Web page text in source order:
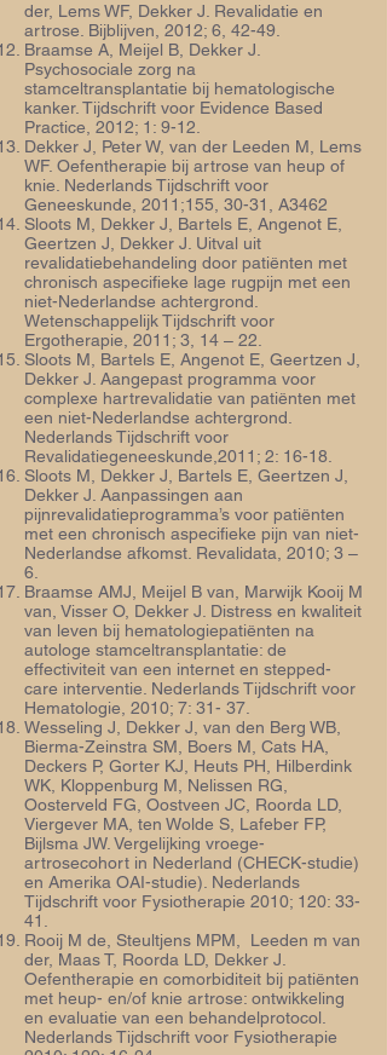
der, Lems WF, Dekker J. Revalidatie en
artrose. Bijblijven, 2012; 6, 42-49.
Braamse A, Meijel B, Dekker J.
Psychosociale zorg na
stamceltransplantatie bij hematologische
kanker. Tijdschrift voor Evidence Based
Practice, 2012; 1: 9-12.
Dekker J, Peter W, van der Leeden M, Lems
WF. Oefentherapie bij artrose van heup of
knie. Nederlands Tijdschrift voor
Geneeskunde, 2011;155, 30-31, A3462
Sloots M, Dekker J, Bartels E, Angenot E,
Geertzen J, Dekker J. Uitval uit
revalidatiebehandeling door patiënten met
chronisch aspecifieke lage rugpijn met een
niet-Nederlandse achtergrond.
Wetenschappelijk Tijdschrift voor
Ergotherapie, 2011; 3, 14 – 22.
Sloots M, Bartels E, Angenot E, Geertzen J,
Dekker J. Aangepast programma voor
complexe hartrevalidatie van patiënten met
een niet-Nederlandse achtergrond.
Nederlands Tijdschrift voor
Revalidatiegeneeskunde,2011; 2: 16-18.
Sloots M, Dekker J, Bartels E, Geertzen J,
Dekker J. Aanpassingen aan
pijnrevalidatieprogramma’s voor patiënten
met een chronisch aspecifieke pijn van niet-
Nederlandse afkomst. Revalidata, 2010; 3 –
6.
Braamse AMJ, Meijel B van, Marwijk Kooij M
van, Visser O, Dekker J. Distress en kwaliteit
van leven bij hematologiepatiënten na
autologe stamceltransplantatie: de
effectiviteit van een internet en stepped-
care interventie. Nederlands Tijdschrift voor
Hematologie, 2010; 7: 31- 37.
Wesseling J, Dekker J, van den Berg WB,
Bierma-Zeinstra SM, Boers M, Cats HA,
Deckers P, Gorter KJ, Heuts PH, Hilberdink
WK, Kloppenburg M, Nelissen RG,
Oosterveld FG, Oostveen JC, Roorda LD,
Viergever MA, ten Wolde S, Lafeber FP,
Bijlsma JW. Vergelijking vroege-
artrosecohort in Nederland (CHECK-studie)
en Amerika OAI-studie). Nederlands
Tijdschrift voor Fysiotherapie 2010; 120: 33-
41.
Rooij M de, Steultjens MPM, Leeden m van
der, Maas T, Roorda LD, Dekker J.
Oefentherapie en comorbiditeit bij patiënten
met heup- en/of knie artrose: ontwikkeling
en evaluatie van een behandelprotocol.
Nederlands Tijdschrift voor Fysiotherapie